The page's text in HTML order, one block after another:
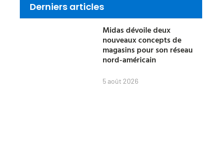
Derniers articles
Midas dévoile deux
nouveaux concepts de
magasins pour son réseau
nord-américain
5 août 2026